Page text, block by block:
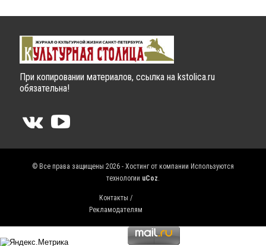
При копировании материалов, ссылка на kstolica.ru
обязательна!
© Все права защищены 2026 - Хостинг от компании Используются
технологии uCoz
Контакты /
Рекламодателям